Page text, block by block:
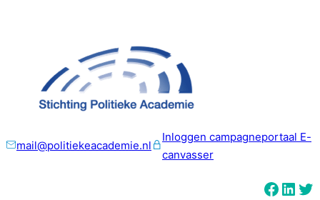
mail@politiekeacademie.nl
Inloggen campagneportaal E-
canvasser